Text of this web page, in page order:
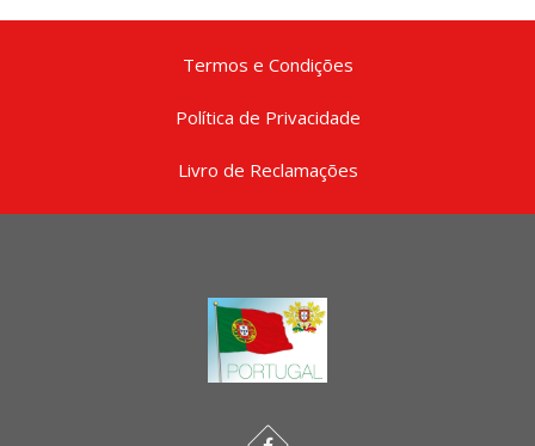
Termos e Condições
Política de Privacidade
Livro de Reclamações